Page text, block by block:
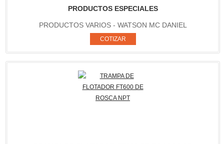
PRODUCTOS ESPECIALES
PRODUCTOS VARIOS - WATSON MC DANIEL